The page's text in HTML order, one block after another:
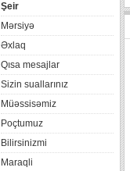
Şeir
Mərsiyə
Əxlaq
Qısa mesajlar
Sizin suallarınız
Müəssisəmiz
Poçtumuz
Bilirsinizmi
Maraqli